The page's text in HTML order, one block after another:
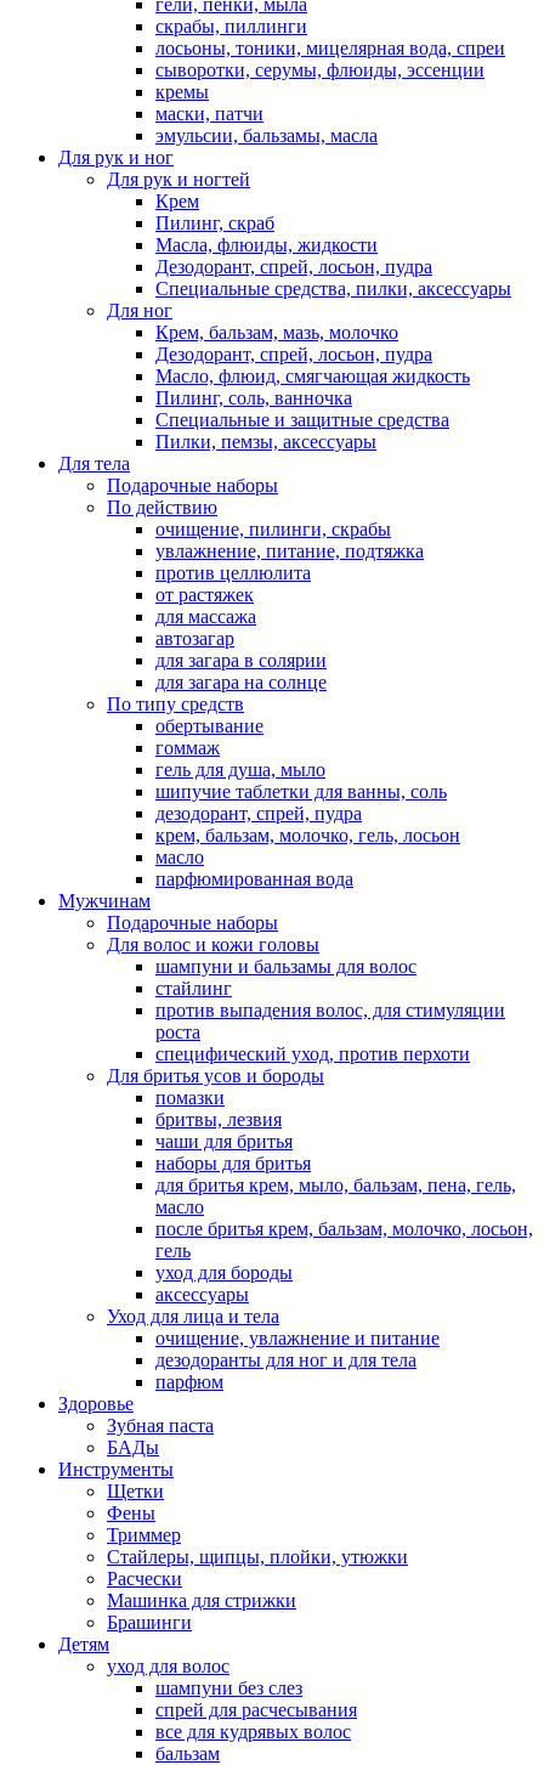
гели, пенки, мыла
скрабы, пиллинги
лосьоны, тоники, мицелярная вода, спреи
сыворотки, серумы, флюиды, эссенции
кремы
маски, патчи
эмульсии, бальзамы, масла
Для рук и ног
Для рук и ногтей
Крем
Пилинг, скраб
Масла, флюиды, жидкости
Дезодорант, спрей, лосьон, пудра
Специальные средства, пилки, аксессуары
Для ног
Крем, бальзам, мазь, молочко
Дезодорант, спрей, лосьон, пудра
Масло, флюид, смягчающая жидкость
Пилинг, соль, ванночка
Специальные и защитные средства
Пилки, пемзы, аксессуары
Для тела
Подарочные наборы
По действию
очищение, пилинги, скрабы
увлажнение, питание, подтяжка
против целлюлита
от растяжек
для массажа
автозагар
для загара в солярии
для загара на солнце
По типу средств
обертывание
гоммаж
гель для душа, мыло
шипучие таблетки для ванны, соль
дезодорант, спрей, пудра
крем, бальзам, молочко, гель, лосьон
масло
парфюмированная вода
Мужчинам
Подарочные наборы
Для волос и кожи головы
шампуни и бальзамы для волос
стайлинг
против выпадения волос, для стимуляции
роста
специфический уход, против перхоти
Для бритья усов и бороды
помазки
бритвы, лезвия
чаши для бритья
наборы для бритья
для бритья крем, мыло, бальзам, пена, гель,
масло
после бритья крем, бальзам, молочко, лосьон,
гель
уход для бороды
аксессуары
Уход для лица и тела
очищение, увлажнение и питание
дезодоранты для ног и для тела
парфюм
Здоровье
Зубная паста
БАДы
Инструменты
Щетки
Фены
Триммер
Стайлеры, щипцы, плойки, утюжки
Расчески
Машинка для стрижки
Брашинги
Детям
уход для волос
шампуни без слез
спрей для расчесывания
все для кудрявых волос
бальзам